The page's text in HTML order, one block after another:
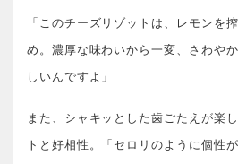
「このチーズリゾットは、レモンを
め。濃厚な味わいから一変、さわや
しいんですよ」
また、シャキッとした歯ごたえが楽
トと好相性。「セロリのように個性